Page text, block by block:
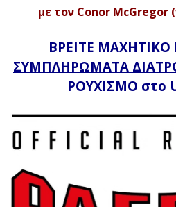
με τον Conor McGregor
ΒΡΕΙΤΕ
ΣΥΜΠΛΗΡΩΜΑΤΑ
ΡΟΥΧΙΣΜΟ στο